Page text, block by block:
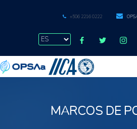
+506 2216 0222
MARCOS DE